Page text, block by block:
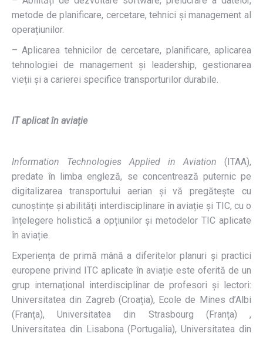
metode de planificare, cercetare, tehnici și management al
operațiunilor.
– Aplicarea tehnicilor de cercetare, planificare, aplicarea
tehnologiei de management și leadership, gestionarea
vieții și a carierei specifice transporturilor durabile.
IT aplicat în aviație
Information Technologies Applied in Aviation (ITAA),
predate în limba engleză, se concentrează puternic pe
digitalizarea transportului aerian și vă pregătește cu
cunoștințe și abilități interdisciplinare în aviație și TIC, cu o
înțelegere holistică a opțiunilor și metodelor TIC aplicate
în aviație.
Experiența de primă mână a diferitelor planuri și practici
europene privind ITC aplicate în aviație este oferită de un
grup internațional interdisciplinar de profesori și lectori:
Universitatea din Zagreb (Croația), Ecole de Mines d’Albi
(Franța), Universitatea din Strasbourg (Franța) ,
Universitatea din Lisabona (Portugalia), Universitatea din